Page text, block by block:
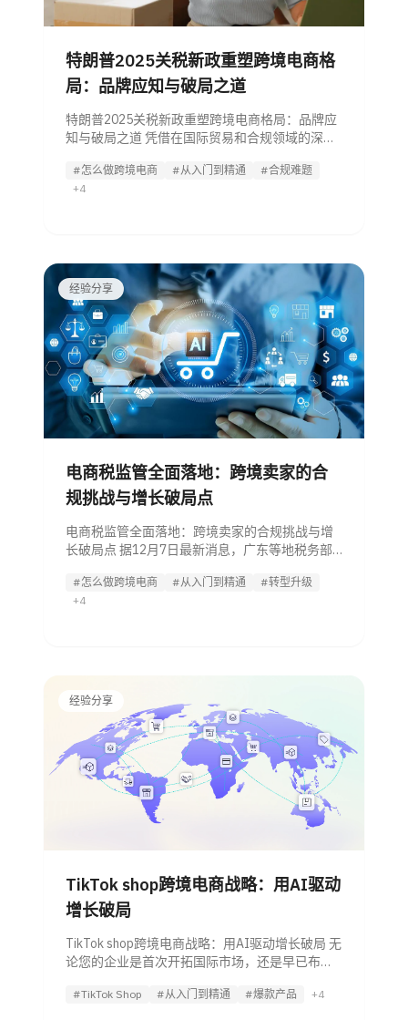
特朗普2025关税新政重塑跨境电商格
局：品牌应知与破局之道
特朗普2025关税新政重塑跨境电商格局：品牌应
知与破局之道 凭借在国际贸易和合规领域的深厚
的美国关税新政如何为跨境电商带来挑战，以及
品牌如何调整策略、保持领先。 2025年4月，
#怎么做跨境电商 #从入门到精通
#合规难题
+4
经验分享
电商税监管全面落地：跨境卖家的合
规挑战与增长破局点
电商税监管全面落地：跨境卖家的合规挑战与增
长破局点 据12月7日最新消息，广东等地税务部
登记，并通过短信通知。全国范围内，营业执照
被系统自动纳入税务监管已成普遍现象。这标志
#怎么做跨境电商 #从入门到精通
#转型升级
+4
经验分享
TikTok shop跨境电商战略：用AI驱动
增长破局
TikTok shop跨境电商战略：用AI驱动增长破局 无
论您的企业是首次开拓国际市场，还是早已布局
在竞争日益激烈的今天，单纯依靠传统人力运营
#TikTok Shop #从入门到精通 #爆款产品 +4